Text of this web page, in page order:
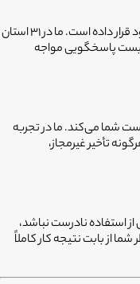
نگرانی از قطعه غیراصل یا خاموش بودن گوشی تعمیرکار بعد از پایان کار، از گلایه‌های رایج مشتریان است. فیکسا به عنوان بازوی خدماتی انتخاب سرویس حامی با ۲۰ سال سابقه، تضمین قطعات اصلی را اولویت خود قرار داده است. ما در ۳۱ استان
در فیکسا از پشتیبانی ۲۴ ساعته بهره‌مند می‌شوید و هرگز با بن‌بست پاسخگویی مواجه
شما می‌کند. ما در تجربه
تأخیر غیرمجاز،
و این خرابی ناشی از استفاده نادرست نباشد،
از بابت نتیجه کار کاملاً